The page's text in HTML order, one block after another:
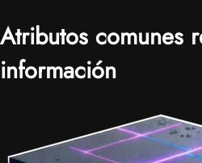
Atributos comunes
información